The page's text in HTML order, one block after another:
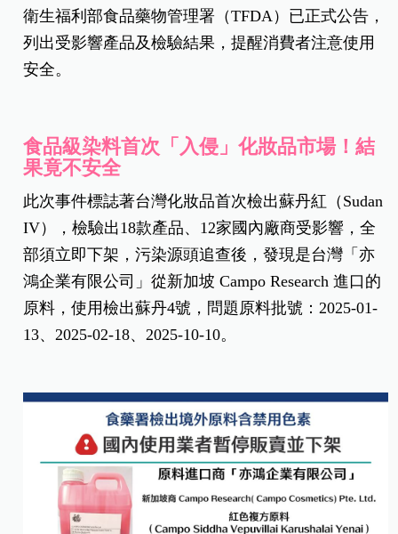
衛生福利部食品藥物管理署（TFDA）已正式公告，
列出受影響產品及檢驗結果，提醒消費者注意使用
安全。
食品級染料首次「入侵」化妝品市場！結
果竟不安全
此次事件標誌著台灣化妝品首次檢出蘇丹紅（Sudan
IV），檢驗出18款產品、12家國內廠商受影響，全
部須立即下架，污染源頭追查後，發現是台灣「亦
鴻企業有限公司」從新加坡 Campo Research 進口的
原料，使用檢出蘇丹4號，問題原料批號：2025-01-
13、2025-02-18、2025-10-10。